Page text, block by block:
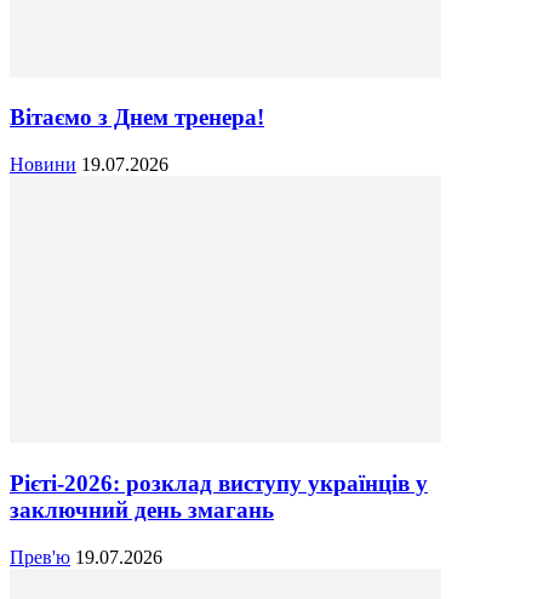
Вітаємо з Днем тренера!
Новини 19.07.2026
Рієті-2026: розклад виступу українців у
заключний день змагань
Прев'ю 19.07.2026